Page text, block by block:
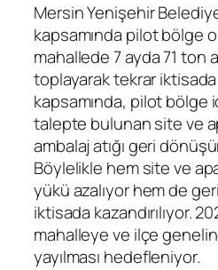
Mersin Yenişehir
kapsamında pilot bölge
mahallede 7 ayda 71 ton
toplayarak tekrar iktisada
kapsamında, pilot bölge
talepte bulunan site ve
ambalaj atığı geri
Böylelikle hem site ve
yükü azalıyor hem de
iktisada kazandırılıyor.
mahalleye ve ilçe
yayılması hedefleniyor.